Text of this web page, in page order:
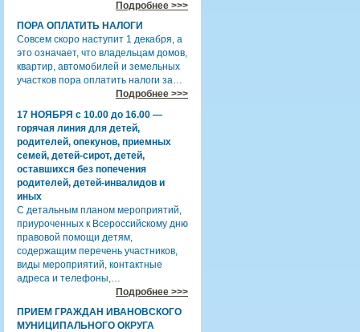
Подробнее >>>
ПОРА ОПЛАТИТЬ НАЛОГИ
Совсем скоро наступит 1 декабря, а
это означает, что владельцам домов,
квартир, автомобилей и земельных
участков пора оплатить налоги за…
Подробнее >>>
17 НОЯБРЯ с 10.00 до 16.00 —
горячая линия для детей,
родителей, опекунов, приемных
семей, детей-сирот, детей,
оставшихся без попечения
родителей, детей-инвалидов и
иных
С детальным планом мероприятий,
приуроченных к Всероссийскому дню
правовой помощи детям,
содержащим перечень участников,
виды мероприятий, контактные
адреса и телефоны,…
Подробнее >>>
ПРИЕМ ГРАЖДАН ИВАНОВСКОГО
МУНИЦИПАЛЬНОГО ОКРУГА